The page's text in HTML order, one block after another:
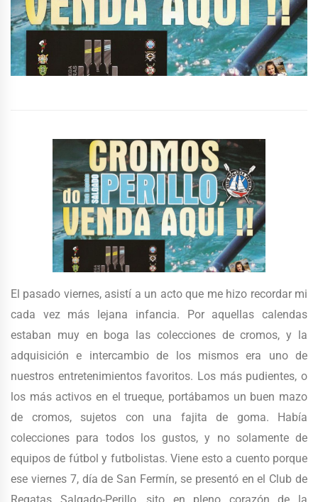
El pasado viernes, asistí a un acto que me hizo recordar mi
cada vez más lejana infancia. Por aquellas calendas
estaban muy en boga las colecciones de cromos, y la
adquisición e intercambio de los mismos era uno de
nuestros entretenimientos favoritos. Los más pudientes, o
los más activos en el trueque, portábamos un buen mazo
de cromos, sujetos con una fajita de goma. Había
colecciones para todos los gustos, y no solamente de
equipos de fútbol y futbolistas. Viene esto a cuento porque
ese viernes 7, día de San Fermín, se presentó en el Club de
Regatas Salgado-Perillo, sito en pleno corazón de la